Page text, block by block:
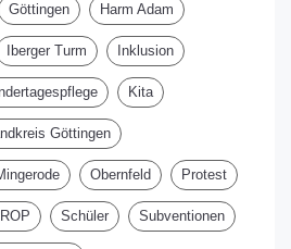
Göttingen Harm Adam
Iberger Turm Inklusion
Kita
Göttingen
Obernfeld Protest
Schüler Subventionen